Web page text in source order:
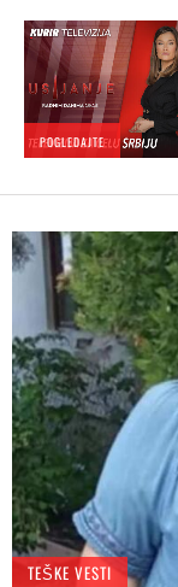
POGLEDAJTE
TEŠKE VESTI